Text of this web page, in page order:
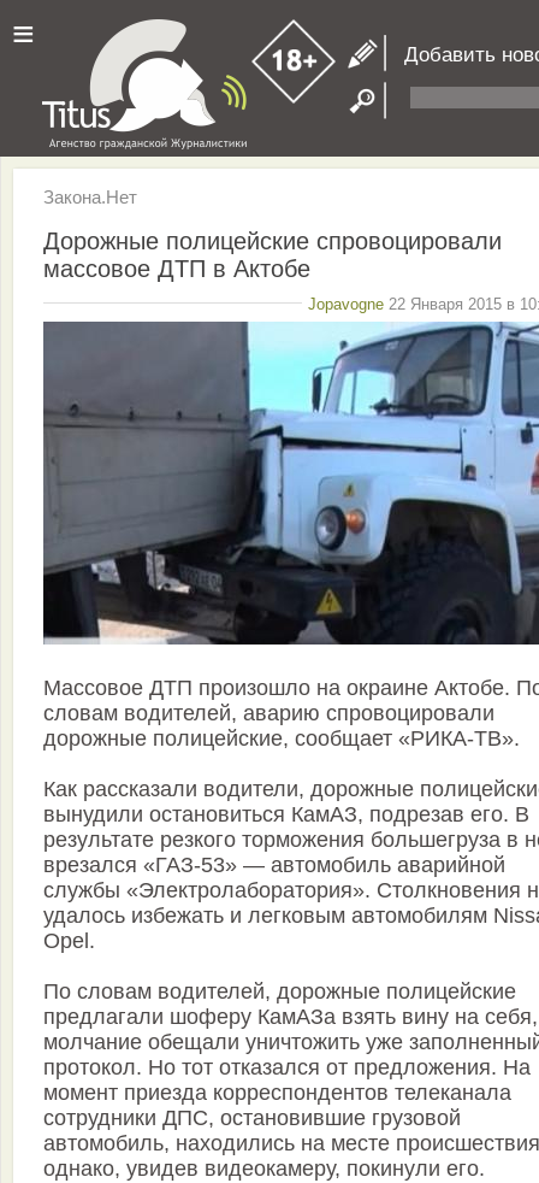
≡ Добавить
Закона.Нет
Дорожные полицейские спровоцировали
массовое ДТП в Актобе
Jopavogne 22 Января 2015 в
Массовое ДТП произошло на окраине Актобе.
словам водителей, аварию спровоцировали
дорожные полицейские, сообщает «РИКА-ТВ».
Как рассказали водители, дорожные
вынудили остановиться КамАЗ, подрезав его. В
результате резкого торможения большегруза в
врезался «ГАЗ-53» — автомобиль аварийной
службы «Электролаборатория». Столкновения
удалось избежать и легковым автомобилям
Opel.
По словам водителей, дорожные полицейские
предлагали шоферу КамАЗа взять вину на
молчание обещали уничтожить уже
протокол. Но тот отказался от предложения. На
момент приезда корреспондентов телеканала
сотрудники ДПС, остановившие грузовой
автомобиль, находились на месте
однако, увидев видеокамеру, покинули его.